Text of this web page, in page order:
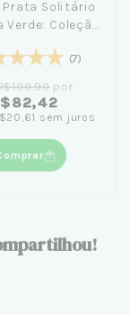
Prata Solitário
Verde: Coleção
Céu de
(7)
por
sem juros